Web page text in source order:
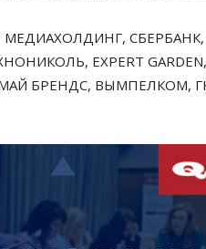
СБЕРБАНК,
EXPERT
МАЙ БРЕНДС, ВЫМПЕЛКОМ,